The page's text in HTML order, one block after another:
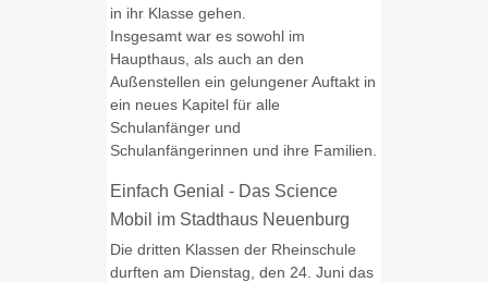
in ihr Klasse gehen.
Insgesamt war es sowohl im
Haupthaus, als auch an den
Außenstellen ein gelungener Auftakt in
ein neues Kapitel für alle
Schulanfänger und
Schulanfängerinnen und ihre Familien.
Einfach Genial - Das Science
Mobil im Stadthaus Neuenburg
Die dritten Klassen der Rheinschule
durften am Dienstag, den 24. Juni das